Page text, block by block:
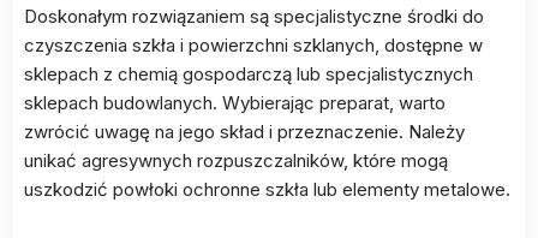
Doskonałym rozwiązaniem są specjalistyczne środki do
czyszczenia szkła i powierzchni szklanych, dostępne w
sklepach z chemią gospodarczą lub specjalistycznych
sklepach budowlanych. Wybierając preparat, warto
zwrócić uwagę na jego skład i przeznaczenie. Należy
unikać agresywnych rozpuszczalników, które mogą
uszkodzić powłoki ochronne szkła lub elementy metalowe.